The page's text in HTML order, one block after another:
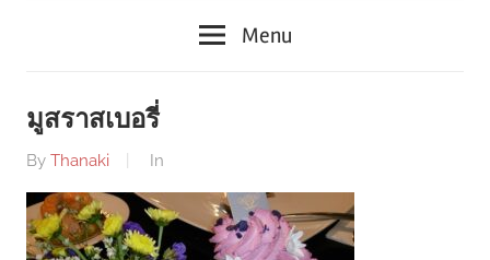
Menu
มูสราสเบอรี่
By Thanaki In